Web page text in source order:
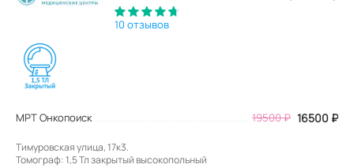
10 отзывов
МРТ Онкопоиск 19500₽ 16500 ₽
Тимуровская улица, 17к3.
Томограф: 1,5 Тл закрытый высокопольный